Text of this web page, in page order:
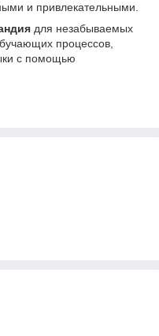
и привлекательными.
для незабываемых
процессов,
с помощью